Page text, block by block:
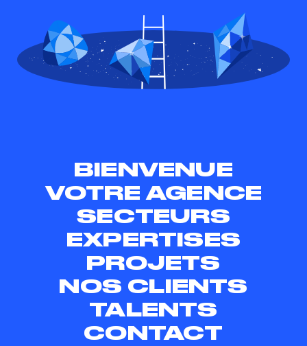
BIENVENUE
VOTRE AGENCE
SECTEURS
EXPERTISES
PROJETS
NOS CLIENTS
TALENTS
CONTACT